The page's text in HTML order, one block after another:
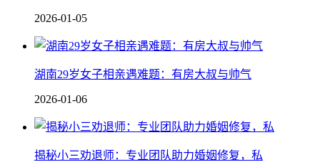
2026-01-05
湖南29岁女子相亲遇难题：有房大叔与帅气
2026-01-06
揭秘小三劝退师：专业团队助力婚姻修复，私